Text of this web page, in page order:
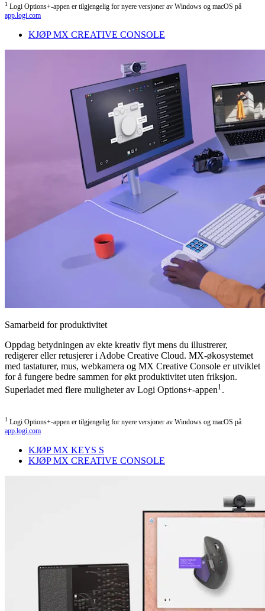
1 Logi Options+-appen er tilgjengelig for nyere versjoner av Windows og macOS på
app.logi.com
KJØP MX CREATIVE CONSOLE
Samarbeid for produktivitet
Oppdag betydningen av ekte kreativ flyt mens du illustrerer,
redigerer eller retusjerer i Adobe Creative Cloud. MX-økosystemet
med tastaturer, mus, webkamera og MX Creative Console er utviklet
for å fungere bedre sammen for økt produktivitet uten friksjon.
Superladet med flere muligheter av Logi Options+-appen1.
1 Logi Options+-appen er tilgjengelig for nyere versjoner av Windows og macOS på
app.logi.com
KJØP MX KEYS S
KJØP MX CREATIVE CONSOLE